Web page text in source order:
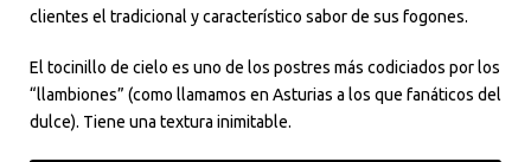
clientes el tradicional y característico sabor de sus fogones.
El tocinillo de cielo es uno de los postres más codiciados por los
“llambiones” (como llamamos en Asturias a los que fanáticos del
dulce). Tiene una textura inimitable.